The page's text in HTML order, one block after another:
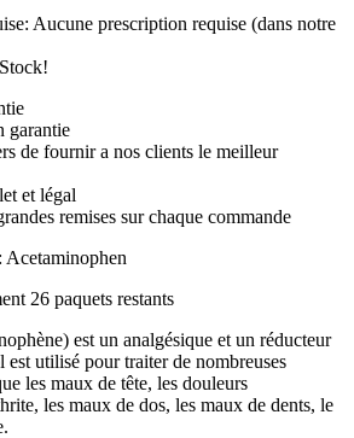
Aucune prescription requise (dans notre
garantie
de fournir a nos clients le meilleur
et légal
remises sur chaque commande
Acetaminophen
26 paquets restants
est un analgésique et un réducteur
utilisé pour traiter de nombreuses
les maux de tête, les douleurs
les maux de dos, les maux de dents, le